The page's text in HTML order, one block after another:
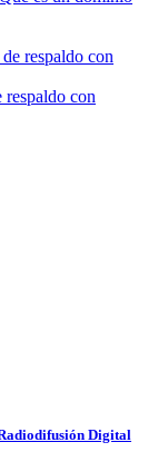
respaldo con
Digital